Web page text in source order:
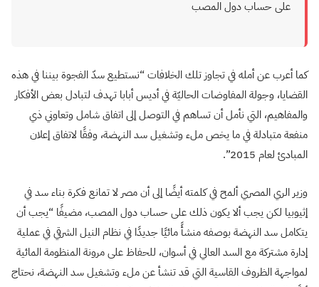
على حساب دول المصب
كما أعرب عن أمله في تجاوز تلك الخلافات “نستطيع سدّ الفجوة بيننا في هذه
القضايا، وجولة المفاوضات الحاليّة في أديس أبابا تهدف لتبادل بعض الأفكار
والمفاهيم، التي نأمل أن تساهم في التوصل إلى اتفاق شامل وتعاوني ذي
منفعة متبادلة في ما يخص ملء وتشغيل سد النهضة، وفقًا لاتفاق إعلان
المبادئ لعام 2015”.
وزير الري المصري ألمح في كلمته أيضًا إلى أن مصر لا تمانع فكرة بناء سد في
إثيوبيا لكن يجب ألا يكون ذلك على حساب دول المصب، مضيفًا “يجب أن
يتكامل سد النهضة بوصفه منشأً مائيًا جديدًا في نظام النيل الشرقي في عملية
إدارة مشتركة مع السد العالي في أسوان، للحفاظ على مرونة المنظومة المائية
لمواجهة الظروف القاسية التي قد تنشأ عن ملء وتشغيل سد النهضة، نحتاج